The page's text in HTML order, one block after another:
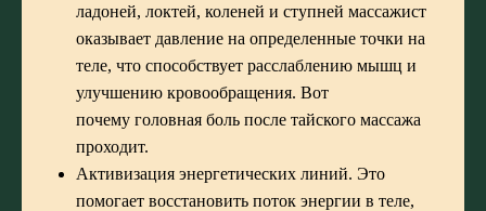
ладоней, локтей, коленей и ступней массажист
оказывает давление на определенные точки на
теле, что способствует расслаблению мышц и
улучшению кровообращения. Вот
почему головная боль после тайского массажа
проходит.
Активизация энергетических линий. Это
помогает восстановить поток энергии в теле,